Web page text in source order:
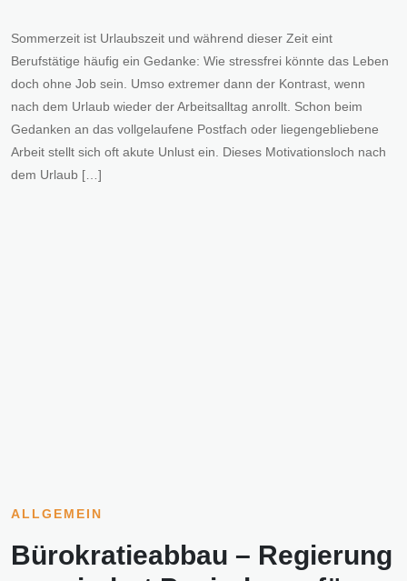
Sommerzeit ist Urlaubszeit und während dieser Zeit eint
Berufstätige häufig ein Gedanke: Wie stressfrei könnte das Leben
doch ohne Job sein. Umso extremer dann der Kontrast, wenn
nach dem Urlaub wieder der Arbeitsalltag anrollt. Schon beim
Gedanken an das vollgelaufene Postfach oder liegengebliebene
Arbeit stellt sich oft akute Unlust ein. Dieses Motivationsloch nach
dem Urlaub […]
ALLGEMEIN
Bürokratieabbau – Regierung